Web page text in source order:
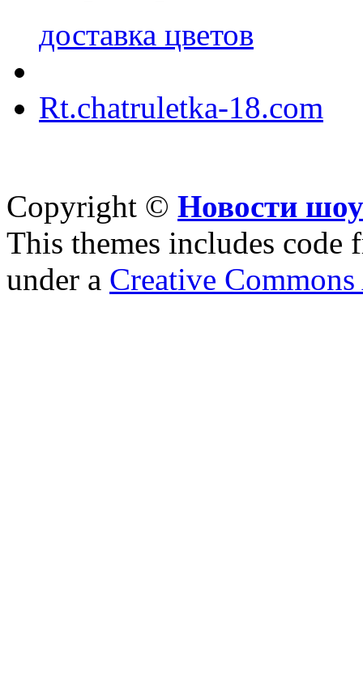
доставка цветов
Rt.chatruletka-18.com
Copyright © Новости
This themes includes code
under a Creative